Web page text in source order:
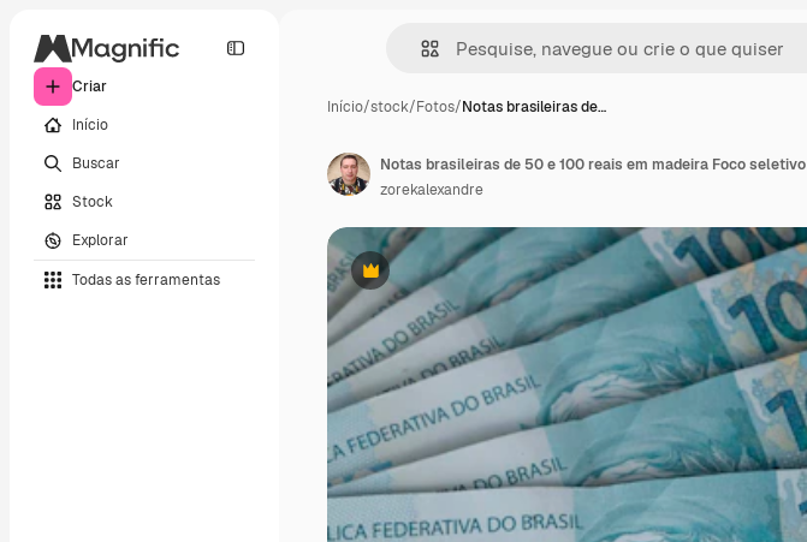
Criar
Início
Buscar
Stock
Explorar
Todas as ferramentas
Início/stock/Fotos/Notas brasileiras de…
Premium
Notas brasileiras de 50 e 100 reais em madeira Foco seletivo
zorekalexandre